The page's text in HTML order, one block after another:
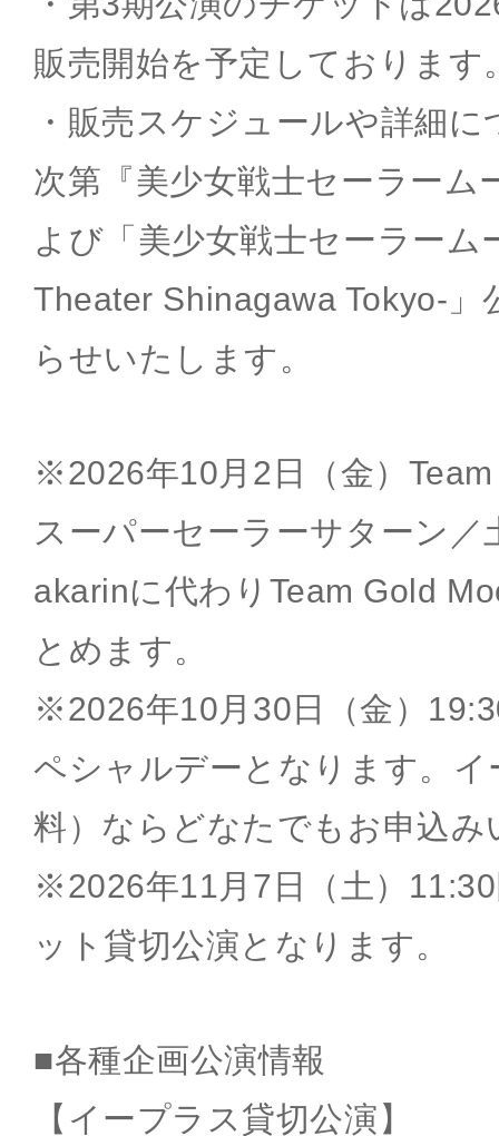
販売開始を予定しております
・販売スケジュールや詳細
次第『美少女戦士セーラーム
よび「美少女戦士セーラーム
Theater Shinagawa Tokyo-」
らせいたします。
※2026年10月2日（金）
スーパーセーラーサターン／
akarinに代わりTeam Gold
とめます。
※2026年10月30日（金）
ペシャルデーとなります。
料）ならどなたでもお申込み
※2026年11月7日（土）
ット貸切公演となります。
■各種企画公演情報
【イープラス貸切公演】